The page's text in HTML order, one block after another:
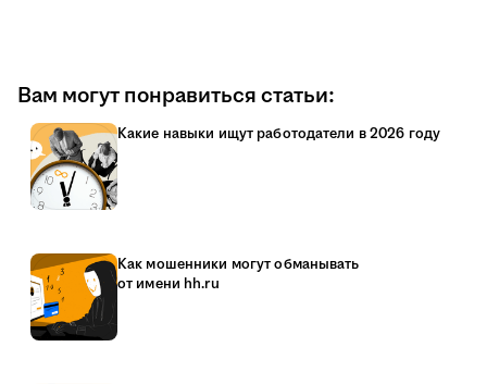
Вам могут понравиться статьи:
Какие навыки ищут работодатели в 2026 году
Как мошенники могут обманывать
от имени hh.ru